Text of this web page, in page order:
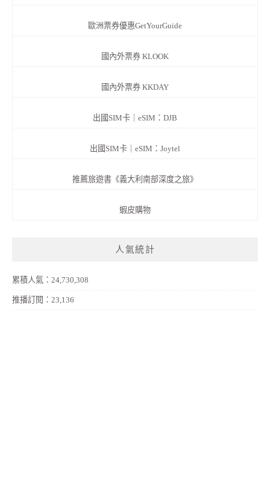
歐洲票券優惠GetYourGuide
國內外票券 KLOOK
國內外票券 KKDAY
出國SIM卡｜eSIM：DJB
出國SIM卡｜eSIM：Joytel
推薦旅遊書《義大利南部深度之旅》
蝦皮購物
人氣統計
累積人氣：24,730,308
推播訂閱：23,136